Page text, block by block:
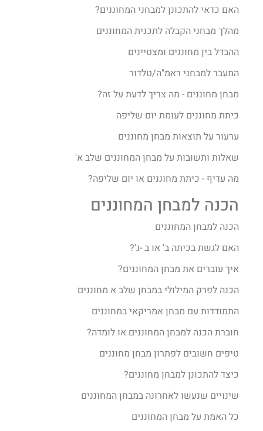
האם כדאי להתכונן למבחני המחוננים?
מהלך מבחני הקבלה לתכנית המחוננים
ההבדל בין מחוננים ומצטיינים
המעבר למבחני ראמ"ה/טלדור
מבחן מחוננים - מה צריך לדעת על זה?
כיתת מחוננים לעומת יום שליפה
ערעור על תוצאות מבחן מחוננים
שאלות ותשובות על מבחן המחוננים שלב א'
מה עדיף - כיתת מחוננים או יום שליפה?
הכנה למבחן המחוננים
הכנה למבחן המחוננים
האם לגשת בכיתה ב' או ב -ג'?
איך עוברים את מבחן המחוננים?​
הכנה לפרק המילולי במבחן שלב א מחוננים
התמודדות עם מבחן אמריקאי במחוננים
חוברת הכנה למבחן המחוננים או לומדה?
טיפים חשובים לפתרון מבחן מחוננים
כיצד להתכונן למבחן מחוננים?
שינויים שנעשו לאחרונה במבחן המחוננים
כל האמת על מבחן המחוננים